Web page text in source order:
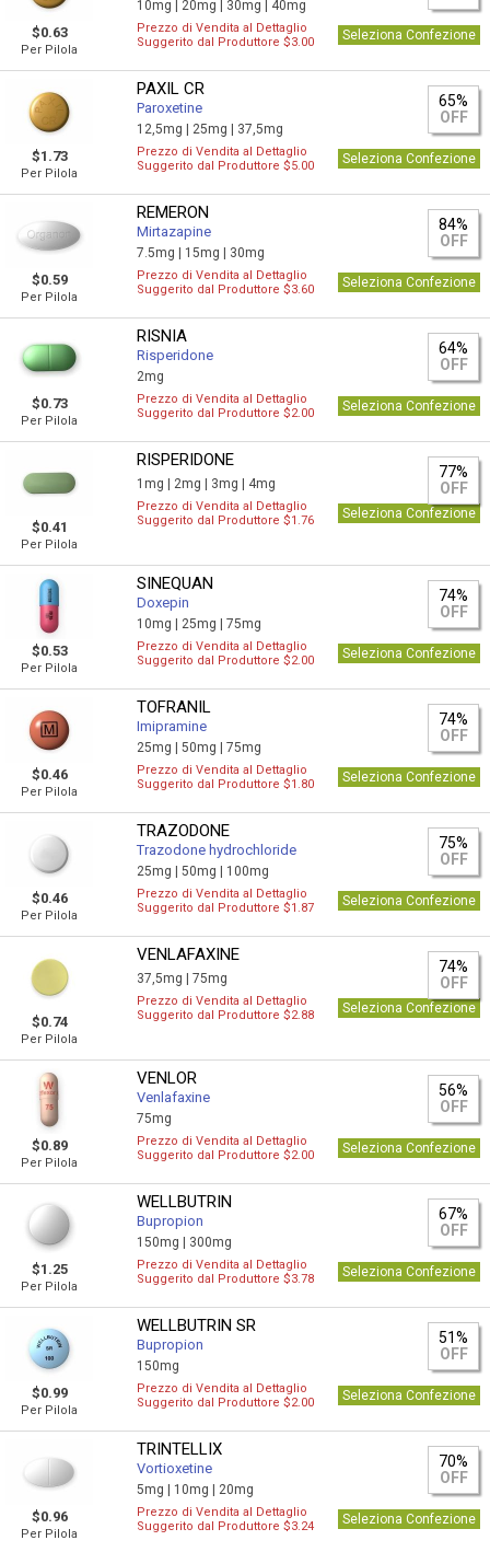
$0.63
Per Pilola
10mg | 20mg | 30mg | 40mg
Prezzo di Vendita al Dettaglio
Suggerito dal Produttore $3.00
Seleziona Confezione
$1.73
Per Pilola
PAXIL CR
Paroxetine
12,5mg | 25mg | 37,5mg
65%
OFF
Prezzo di Vendita al Dettaglio
Suggerito dal Produttore $5.00
Seleziona Confezione
$0.59
Per Pilola
REMERON
Mirtazapine
7.5mg | 15mg | 30mg
84%
OFF
Prezzo di Vendita al Dettaglio
Suggerito dal Produttore $3.60
Seleziona Confezione
$0.73
Per Pilola
RISNIA
Risperidone
2mg
64%
OFF
Prezzo di Vendita al Dettaglio
Suggerito dal Produttore $2.00
Seleziona Confezione
$0.41
Per Pilola
RISPERIDONE
1mg | 2mg | 3mg | 4mg
77%
OFF
Prezzo di Vendita al Dettaglio
Suggerito dal Produttore $1.76
Seleziona Confezione
$0.53
Per Pilola
SINEQUAN
Doxepin
10mg | 25mg |75mg
74%
OFF
Prezzo di Vendita al Dettaglio
Suggerito dal Produttore $2.00
Seleziona Confezione
$0.46
Per Pilola
TOFRANIL
Imipramine
25mg |50mg |75mg
74%
OFF
Prezzo di Vendita al Dettaglio
Suggerito dal Produttore $1.80
Seleziona Confezione
$0.46
Per Pilola
TRAZODONE
Trazodone hydrochloride
25mg |50mg | 100mg
75%
OFF
Prezzo di Vendita al Dettaglio
Suggerito dal Produttore $1.87
Seleziona Confezione
$0.74
Per Pilola
VENLAFAXINE
37,5mg |75mg
74%
OFF
Prezzo di Vendita al Dettaglio
Suggerito dal Produttore $2.88
Seleziona Confezione
$0.89
Per Pilola
VENLOR
Venlafaxine
75mg
56%
OFF
Prezzo di Vendita al Dettaglio
Suggerito dal Produttore $2.00
Seleziona Confezione
$1.25
Per Pilola
WELLBUTRIN
Bupropion
150mg | 300mg
67%
OFF
Prezzo di Vendita al Dettaglio
Suggerito dal Produttore $3.78
Seleziona Confezione
$0.99
Per Pilola
WELLBUTRIN SR
Bupropion
150mg
51%
OFF
Prezzo di Vendita al Dettaglio
Suggerito dal Produttore $2.00
Seleziona Confezione
$0.96
Per Pilola
TRINTELLIX
Vortioxetine
5mg | 10mg | 20mg
70%
OFF
Prezzo di Vendita al Dettaglio
Suggerito dal Produttore $3.24
Seleziona Confezione